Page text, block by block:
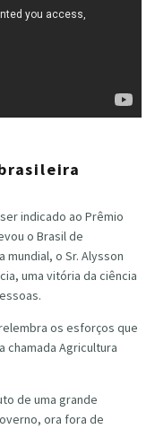
indicado ao Prêmio
o Brasil de
o Sr. Alysson
uma vitória da ciência
os esforços que
chamada Agricultura
de uma grande
ora fora de